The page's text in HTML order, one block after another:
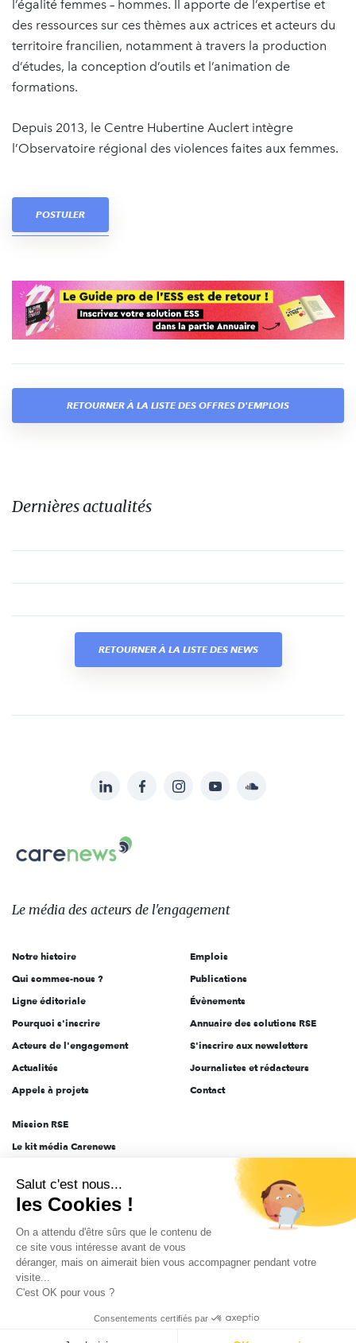
l’égalité femmes – hommes. Il apporte de l’expertise et
des ressources sur ces thèmes aux actrices et acteurs du
territoire francilien, notamment à travers la production
d’études, la conception d’outils et l’animation de
formations.
Depuis 2013, le Centre Hubertine Auclert intègre
l’Observatoire régional des violences faites aux femmes.
POSTULER
RETOURNER À LA LISTE DES OFFRES D'EMPLOIS
Dernières actualités
RETOURNER À LA LISTE DES NEWS
sur:
LinkedInFacebookInstagramYouTubeSoundcloud
Le
des
l'engagement
Le média des acteurs de l'engagement
Notre histoire
Qui sommes-nous ?
Ligne éditoriale
Pourquoi s'inscrire
Acteurs de l'engagement
Actualités
Appels à projets
Emplois
Publications
Évènements
Annuaire des solutions RSE
S'inscrire aux newsletters
Journalistes et rédacteurs
Contact
Mission RSE
Le kit média Carenews
AEF info
Novethic
PRODURABLE
Inclusiv Day
Données personnelles Mentions légales 2025-2026 Tout droits réservés
Salut c'est nous...
les Cookies !
On a attendu d'être sûrs que le contenu de
ce site vous intéresse avant de vous
déranger, mais on aimerait bien vous accompagner pendant votre
visite...
C'est OK pour vous ?
Consentements certifiés par